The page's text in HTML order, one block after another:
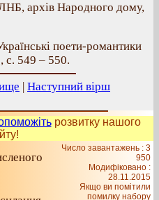
архів Народного дому,
поети-романтики
с. 549 – 550.
| Наступний вірш
розвитку нашого
Число завантажень : 3
950
Модифіковано :
28.11.2015
Якщо ви помітили
помилку набору